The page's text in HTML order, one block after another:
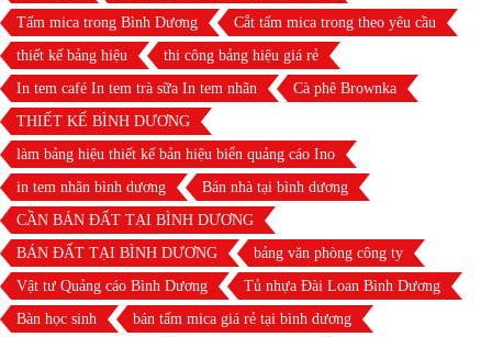
Tấm mica trong Bình Dương
Cắt tấm mica trong theo yêu cầu
thiết kế bảng hiệu
thi công bảng hiệu giá rẻ
In tem café In tem trà sữa In tem nhãn
Cà phê Brownka
THIẾT KẾ BÌNH DƯƠNG
làm bảng hiệu thiết kế bản hiệu biển quảng cáo Ino
in tem nhãn bình dương
Bán nhà tại bình dương
CẦN BÁN ĐẤT TẠI BÌNH DƯƠNG
BÁN ĐẤT TẠI BÌNH DƯƠNG
bảng văn phòng công ty
Vật tư Quảng cáo Bình Dương
Tủ nhựa Đài Loan Bình Dương
Bàn học sinh
bán tấm mica giá rẻ tại bình dương